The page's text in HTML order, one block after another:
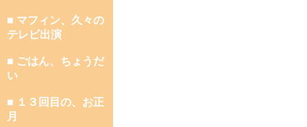
■ マフィン、久々の
テレビ出演
■ ごはん、ちょうだ
い
■ １３回目の、お正
月